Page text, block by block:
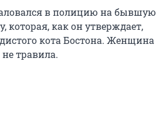
в полицию на бывшую
которая, как он утверждает,
кота Бостона. Женщина
не травила.